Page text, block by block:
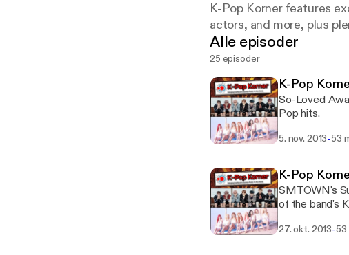
K-Pop Korner features
actors, and more, plus
Alle episoder
25 episoder
K-Pop
So-Loved
Pop hits.
5. nov. 2013-53
K-Pop
SMTOWN's
of the band's
27. okt. 2013-53